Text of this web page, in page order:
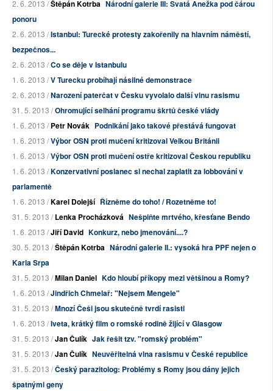
2. 6. 2013 /Štěpán Kotrba Národní galerie III: Svatá Anežka pod čárou
ponoru
2. 6. 2013 /Istanbul: Turecké protesty zakořenily na hlavním náměstí,
bezpečnos...
2. 6. 2013 /Co se děje v Istanbulu
1. 6. 2013 /V Turecku probíhají násilné demonstrace
2. 6. 2013 /Narození paterčat v Česku vyvolalo další vlnu rasismu
31. 5. 2013 /Ohromující selhání programu škrtů české vlády
1. 6. 2013 /Petr Novák Podnikání jako takové přestává fungovat
1. 6. 2013 /Výbor OSN proti mučení kritizoval Velkou Británii
1. 6. 2013 /Výbor OSN proti mučení ostře kritizoval Českou republiku
1. 6. 2013 /Konzervativní poslanec si nechal zaplatit za lobbování v
parlamentě
1. 6. 2013 /Karel Dolejší Řízněme do toho! / Rozetněme to!
31. 5. 2013 /Lenka Procházková Nešpiňte mrtvého, křesťane Bendo
1. 6. 2013 /Jiří David Konkurz, nebo jmenování....?
30. 5. 2013 /Štěpán Kotrba Národní galerie II.: vysoká hra PPF nejen o
Karla Srpa
31. 5. 2013 /Milan Daniel Kdo hloubí příkopy mezi většinou a Romy?
1. 6. 2013 /Jindřich Chmelař: "Nejsem Mengele"
31. 5. 2013 /Mnozí Češi jsou skutečně tvrdí rasisti
1. 6. 2013 /Iveta, krátký film o romské rodině žijící v Glasgow
31. 5. 2013 /Jan Čulík Jak řešit tzv. "romský problém"
31. 5. 2013 /Jan Čulík Neuvěřitelná vlna rasismu v České republice
31. 5. 2013 /Český parazitolog: Problémy s Romy jsou dány jejich
špatnými geny